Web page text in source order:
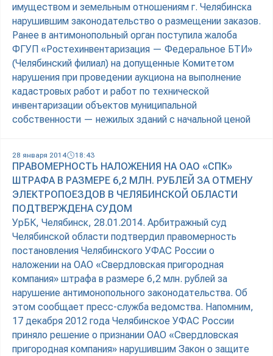
имуществом и земельным отношениям г. Челябинска
нарушившим законодательство о размещении заказов.
Ранее в антимонопольный орган поступила жалоба
ФГУП «Ростехинвентаризация — Федеральное БТИ»
(Челябинский филиал) на допущенные Комитетом
нарушения при проведении аукциона на выполнение
кадастровых работ и работ по технической
инвентаризации объектов муниципальной
собственности — нежилых зданий с начальной ценой
28 января 2014 18:43
ПРАВОМЕРНОСТЬ НАЛОЖЕНИЯ НА ОАО «СПК»
ШТРАФА В РАЗМЕРЕ 6,2 МЛН. РУБЛЕЙ ЗА ОТМЕНУ
ЭЛЕКТРОПОЕЗДОВ В ЧЕЛЯБИНСКОЙ ОБЛАСТИ
ПОДТВЕРЖДЕНА СУДОМ
УрБК, Челябинск, 28.01.2014. Арбитражный суд
Челябинской области подтвердил правомерность
постановления Челябинского УФАС России о
наложении на ОАО «Свердловская пригородная
компания» штрафа в размере 6,2 млн. рублей за
нарушение антимонопольного законодательства. Об
этом сообщает пресс-служба ведомства. Напомним,
17 декабря 2012 года Челябинское УФАС России
приняло решение о признании ОАО «Свердловская
пригородная компания» нарушившим Закон о защите